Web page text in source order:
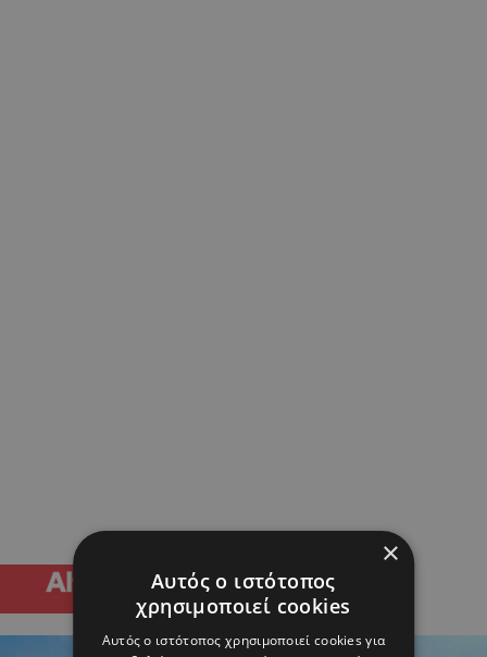
×
Αυτός ο ιστότοπος
χρησιμοποιεί cookies
Αυτός ο ιστότοπος χρησιμοποιεί cookies για